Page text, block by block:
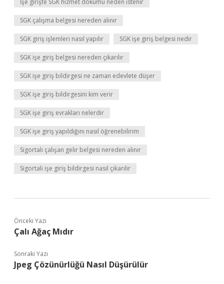
İşe girişte SGK hizmet dökümü neden istenir
SGK çalışma belgesi nereden alınır
SGK giriş işlemleri nasıl yapılır SGK işe giriş belgesi nedir
SGK işe giriş belgesi nereden çıkarılır
SGK işe giriş bildirgesi ne zaman edevlete düşer
SGK işe giriş bildirgesini kim verir
SGK işe giriş evrakları nelerdir
SGK işe giriş yapıldığını nasıl öğrenebilirim
Sigortalı çalışan gelir belgesi nereden alınır
Sigortalı işe giriş bildirgesi nasıl çıkarılır
Önceki Yazı
Çalı Ağaç Mıdır
Sonraki Yazı
Jpeg Çözünürlüğü Nasıl Düşürülür